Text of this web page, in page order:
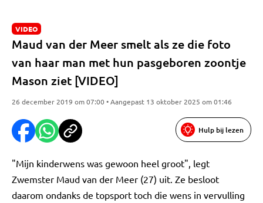
VIDEO
Maud van der Meer smelt als ze die foto
van haar man met hun pasgeboren zoontje
Mason ziet [VIDEO]
26 december 2019 om 07:00 • Aangepast 13 oktober 2025 om 01:46
Hulp bij lezen
"Mijn kinderwens was gewoon heel groot", legt
Zwemster Maud van der Meer (27) uit. Ze besloot
daarom ondanks de topsport toch die wens in vervulling